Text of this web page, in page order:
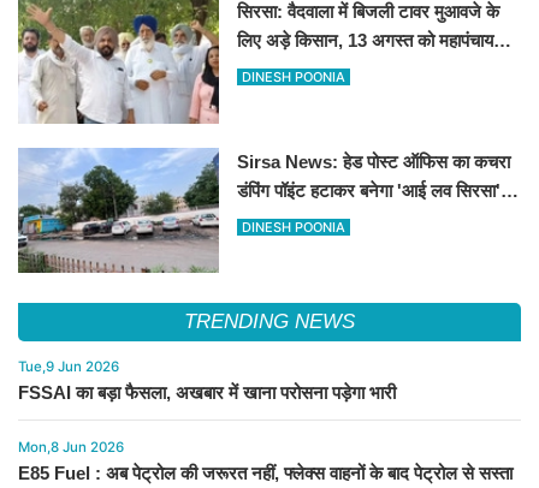
सिरसा: वैदवाला में बिजली टावर मुआवजे के
लिए अड़े किसान, 13 अगस्त को महापंचायत
का ऐलान
DINESH POONIA
Sirsa News: हेड पोस्ट ऑफिस का कचरा
डंपिंग पॉइंट हटाकर बनेगा 'आई लव सिरसा'
सेल्फी पॉइंट
DINESH POONIA
TRENDING NEWS
Tue,9 Jun 2026
FSSAI का बड़ा फैसला, अखबार में खाना परोसना पड़ेगा भारी
Mon,8 Jun 2026
E85 Fuel : अब पेट्रोल की जरूरत नहीं, फ्लेक्स वाहनों के बाद पेट्रोल से सस्ता